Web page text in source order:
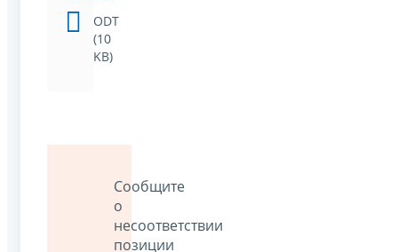
ODT
(10
KB)
Сообщите
о
несоответствии
позиции